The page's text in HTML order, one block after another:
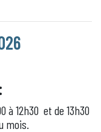
:
à 12h30 et de 13h30
mois.